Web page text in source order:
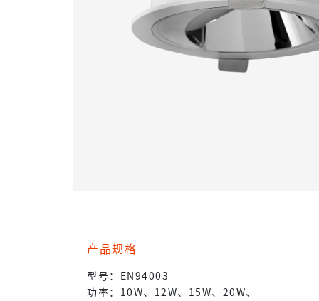
产品规格
型号：EN94003
功率：10W、12W、15W、20W、